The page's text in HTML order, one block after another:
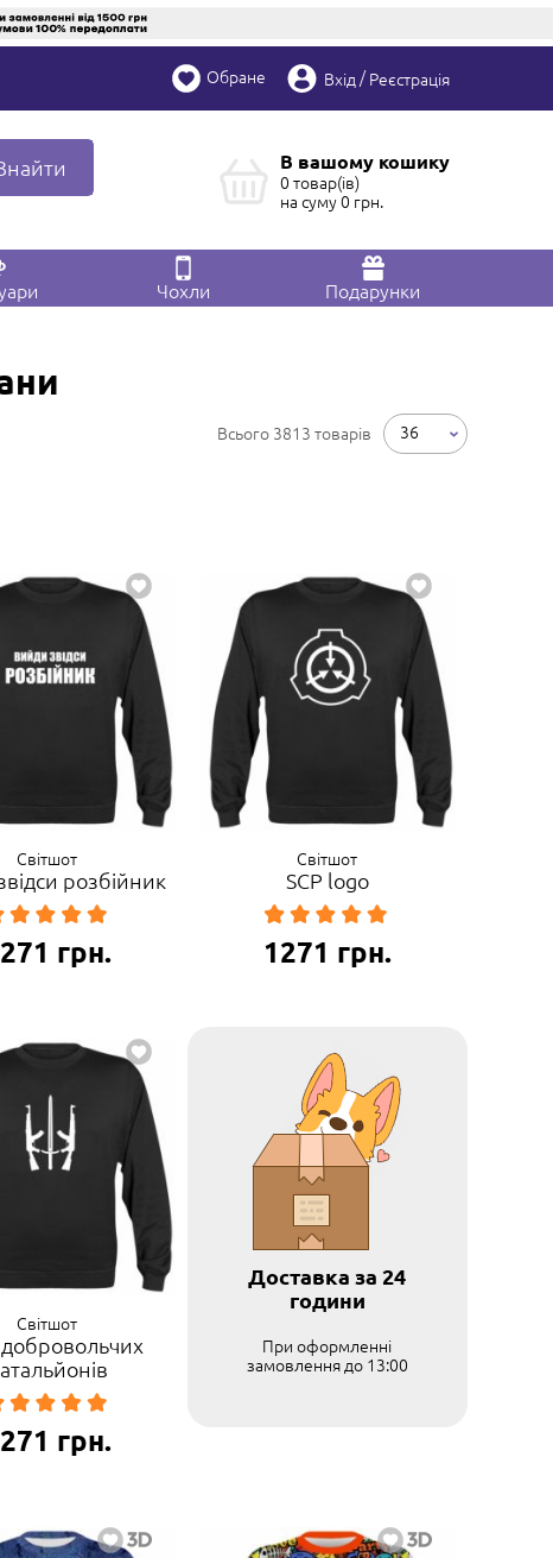
Обране Вхід /Реєстрація
В вашому кошику
0 товар(ів)
на суму0 грн.
Чохли Подарунки
Всього 3813 товарів 36
Світшот
розбійник
грн.
Світшот
SCP logo
1271 грн.
Світшот
грн.
Доставка за 24
години
При оформленні
замовлення до 13:00